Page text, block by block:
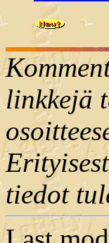
linkkejä
tiedot